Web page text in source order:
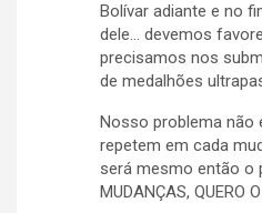
Bolívar adiante e no
dele… devemos
precisamos nos
de medalhões
Nosso problema não
repetem em cada
será mesmo então o
MUDANÇAS, QUERO